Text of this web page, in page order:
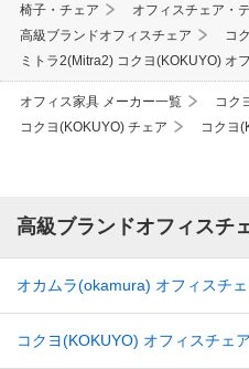
椅子・チェア
オフィスチェア・
高級ブランドオフィスチェア
コ
ミトラ2(Mitra2) コクヨ(KOKUYO) オ
オフィス家具 メーカー一覧
コク
コクヨ(KOKUYO) チェア
コクヨ
高級ブランドオフィスチ
オカムラ(okamura) オフィスチ
コクヨ(KOKUYO) オフィスチェア